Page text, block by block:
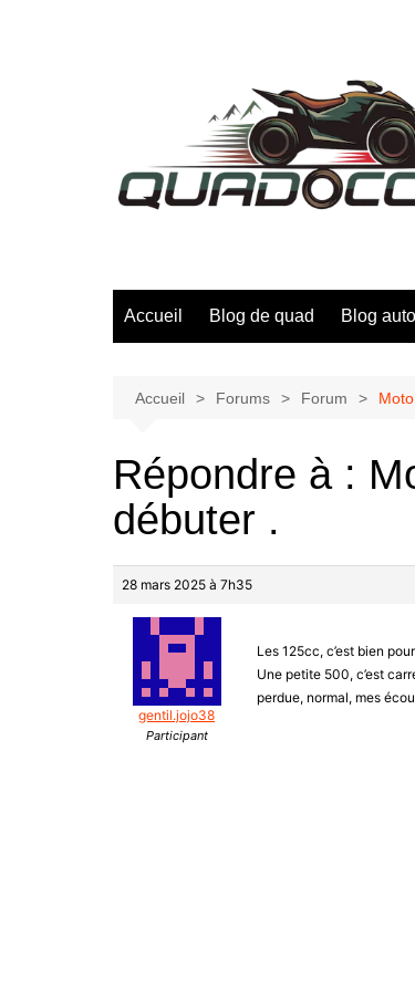
Accueil Blog de quad Blog
Accueil Forums Forum
Répondre à :
débuter .
28 mars 2025 à 7h35
gentil.jojo38
Participant
Les 125cc, c’est bien
Une petite 500, c’est
perdue, normal, mes